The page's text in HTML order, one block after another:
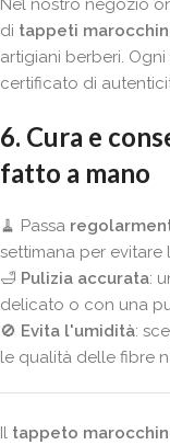
Nel nostro negozio
di tappeti
artigiani berberi.
certificato di
6. Cura e
fatto a mano
🧹 Passa
settimana per
🛁 Pulizia accurata:
delicato o con una
🚫 Evita l'umidità:
le qualità delle fibre
Il tappeto